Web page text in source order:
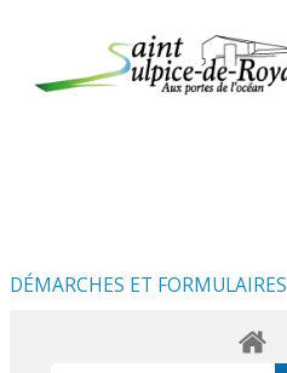
DÉMARCHES ET FORMULAIRES